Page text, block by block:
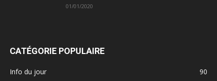
01/01/2020
CATÉGORIE POPULAIRE
Info du jour
90